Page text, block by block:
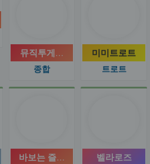
뮤직투게더음악실
종합
미미트로트
트로트
바보는 즐겁다 벨라로즈